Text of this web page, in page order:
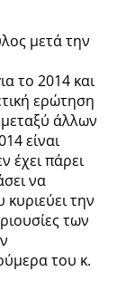
μετά την
το 2014 και
ερώτηση
άλλων
είναι
έχει πάρει
να
την
των
του κ.